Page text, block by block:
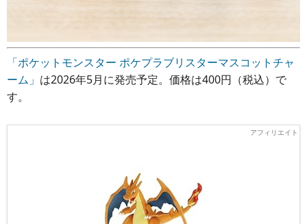
「ポケットモンスター ポケプラブリスターマスコットチャ
ーム」 は2026年5月に発売予定。価格は400円（税込）で
す。